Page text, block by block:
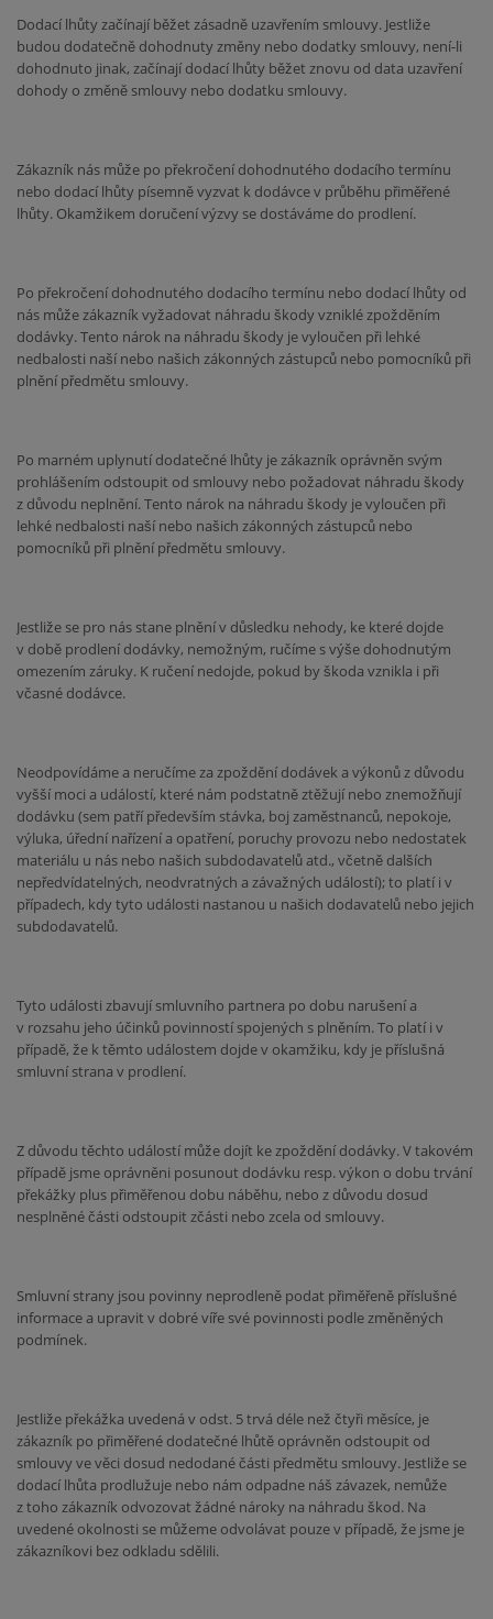
Dodací lhůty začínají běžet zásadně uzavřením smlouvy. Jestliže
budou dodatečně dohodnuty změny nebo dodatky smlouvy, není-li
dohodnuto jinak, začínají dodací lhůty běžet znovu od data uzavření
dohody o změně smlouvy nebo dodatku smlouvy.
Zákazník nás může po překročení dohodnutého dodacího termínu
nebo dodací lhůty písemně vyzvat k dodávce v průběhu přiměřené
lhůty. Okamžikem doručení výzvy se dostáváme do prodlení.
Po překročení dohodnutého dodacího termínu nebo dodací lhůty od
nás může zákazník vyžadovat náhradu škody vzniklé zpožděním
dodávky. Tento nárok na náhradu škody je vyloučen při lehké
nedbalosti naší nebo našich zákonných zástupců nebo pomocníků při
plnění předmětu smlouvy.
Po marném uplynutí dodatečné lhůty je zákazník oprávněn svým
prohlášením odstoupit od smlouvy nebo požadovat náhradu škody
z důvodu neplnění. Tento nárok na náhradu škody je vyloučen při
lehké nedbalosti naší nebo našich zákonných zástupců nebo
pomocníků při plnění předmětu smlouvy.
Jestliže se pro nás stane plnění v důsledku nehody, ke které dojde
v době prodlení dodávky, nemožným, ručíme s výše dohodnutým
omezením záruky. K ručení nedojde, pokud by škoda vznikla i při
včasné dodávce.
Neodpovídáme a neručíme za zpoždění dodávek a výkonů z důvodu
vyšší moci a událostí, které nám podstatně ztěžují nebo znemožňují
dodávku (sem patří především stávka, boj zaměstnanců, nepokoje,
výluka, úřední nařízení a opatření, poruchy provozu nebo nedostatek
materiálu u nás nebo našich subdodavatelů atd., včetně dalších
nepředvídatelných, neodvratných a závažných událostí); to platí i v
případech, kdy tyto události nastanou u našich dodavatelů nebo jejich
subdodavatelů.
Tyto události zbavují smluvního partnera po dobu narušení a
v rozsahu jeho účinků povinností spojených s plněním. To platí i v
případě, že k těmto událostem dojde v okamžiku, kdy je příslušná
smluvní strana v prodlení.
Z důvodu těchto událostí může dojít ke zpoždění dodávky. V takovém
případě jsme oprávněni posunout dodávku resp. výkon o dobu trvání
překážky plus přiměřenou dobu náběhu, nebo z důvodu dosud
nesplněné části odstoupit zčásti nebo zcela od smlouvy.
Smluvní strany jsou povinny neprodleně podat přiměřeně příslušné
informace a upravit v dobré víře své povinnosti podle změněných
podmínek.
Jestliže překážka uvedená v odst. 5 trvá déle než čtyři měsíce, je
zákazník po přiměřené dodatečné lhůtě oprávněn odstoupit od
smlouvy ve věci dosud nedodané části předmětu smlouvy. Jestliže se
dodací lhůta prodlužuje nebo nám odpadne náš závazek, nemůže
z toho zákazník odvozovat žádné nároky na náhradu škod. Na
uvedené okolnosti se můžeme odvolávat pouze v případě, že jsme je
zákazníkovi bez odkladu sdělili.